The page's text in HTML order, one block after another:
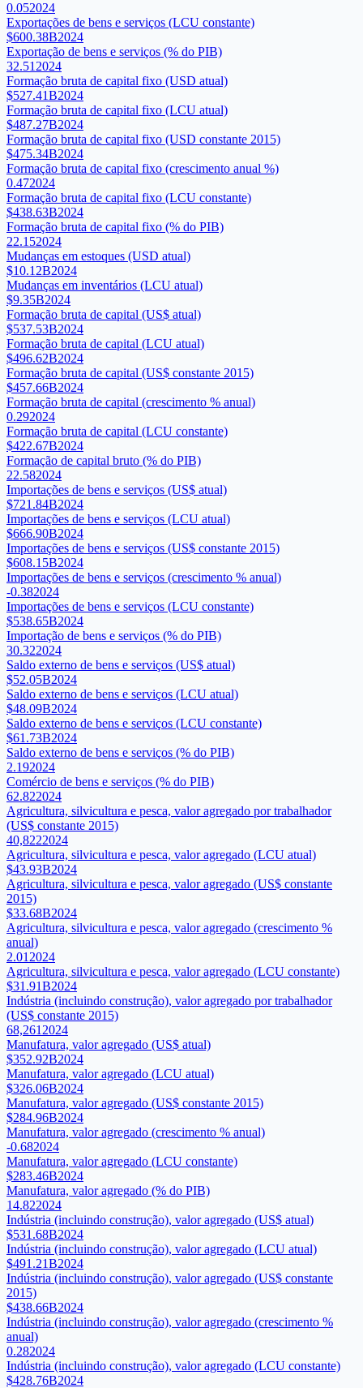
0.052024
Exportações de bens e serviços (LCU constante)
$600.38B2024
Exportação de bens e serviços (% do PIB)
32.51 2024
Formação bruta de capital fixo (USD atual)
$527.41B2024
Formação bruta de capital fixo (LCU atual)
$487.27B2024
Formação bruta de capital fixo (USD constante 2015)
$475.34B2024
Formação bruta de capital fixo (crescimento anual %)
0.472024
Formação bruta de capital fixo (LCU constante)
$438.63B2024
Formação bruta de capital fixo (% do PIB)
22.152024
Mudanças em estoques (USD atual)
$10.12B2024
Mudanças em inventários (LCU atual)
$9.35B2024
Formação bruta de capital (US$ atual)
$537.53B2024
Formação bruta de capital (LCU atual)
$496.62B2024
Formação bruta de capital (US$ constante 2015)
$457.66B2024
Formação bruta de capital (crescimento % anual)
0.292024
Formação bruta de capital (LCU constante)
$422.67B2024
Formação de capital bruto (% do PIB)
22.582024
Importações de bens e serviços (US$ atual)
$721.84B2024
Importações de bens e serviços (LCU atual)
$666.90B2024
Importações de bens e serviços (US$ constante 2015)
$608.15B2024
Importações de bens e serviços (crescimento % anual)
-0.382024
Importações de bens e serviços (LCU constante)
$538.65B2024
Importação de bens e serviços (% do PIB)
30.322024
Saldo externo de bens e serviços (US$ atual)
$52.05B2024
Saldo externo de bens e serviços (LCU atual)
$48.09B2024
Saldo externo de bens e serviços (LCU constante)
$61.73B2024
Saldo externo de bens e serviços (% do PIB)
2.192024
Comércio de bens e serviços (% do PIB)
62.822024
Agricultura, silvicultura e pesca, valor agregado por trabalhador
(US$ constante 2015)
40,8222024
Agricultura, silvicultura e pesca, valor agregado (LCU atual)
$43.93B2024
Agricultura, silvicultura e pesca, valor agregado (US$ constante
2015)
$33.68B2024
Agricultura, silvicultura e pesca, valor agregado (crescimento %
anual)
2.01 2024
Agricultura, silvicultura e pesca, valor agregado (LCU constante)
$31.91B2024
Indústria (incluindo construção), valor agregado por trabalhador
(US$ constante 2015)
68,261 2024
Manufatura, valor agregado (US$ atual)
$352.92B2024
Manufatura, valor agregado (LCU atual)
$326.06B2024
Manufatura, valor agregado (US$ constante 2015)
$284.96B2024
Manufatura, valor agregado (crescimento % anual)
-0.682024
Manufatura, valor agregado (LCU constante)
$283.46B2024
Manufatura, valor agregado (% do PIB)
14.822024
Indústria (incluindo construção), valor agregado (US$ atual)
$531.68B2024
Indústria (incluindo construção), valor agregado (LCU atual)
$491.21B2024
Indústria (incluindo construção), valor agregado (US$ constante
2015)
$438.66B2024
Indústria (incluindo construção), valor agregado (crescimento %
anual)
0.282024
Indústria (incluindo construção), valor agregado (LCU constante)
$428.76B2024